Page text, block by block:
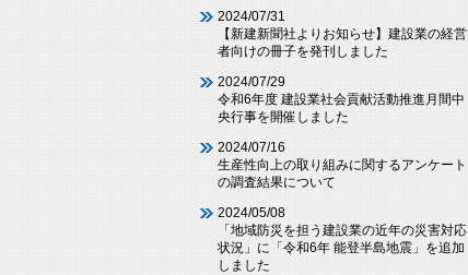
2024/07/31
【新建新聞社よりお知らせ】建設業の経営
者向けの冊子を発刊しました
2024/07/29
令和6年度 建設業社会貢献活動推進月間中
央行事を開催しました
2024/07/16
生産性向上の取り組みに関するアンケート
の調査結果について
2024/05/08
「地域防災を担う建設業の近年の災害対応
状況」に「令和6年 能登半島地震」を追加
しました